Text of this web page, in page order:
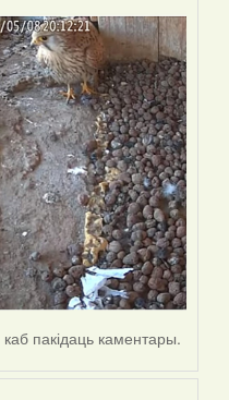
каб пакідаць каментары.